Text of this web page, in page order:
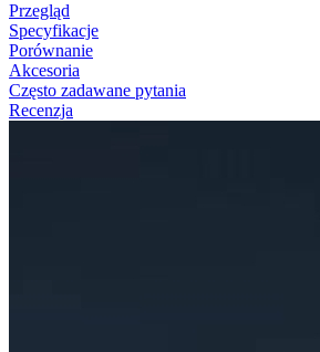
Przegląd
Specyfikacje
Porównanie
Akcesoria
Często zadawane pytania
Recenzja